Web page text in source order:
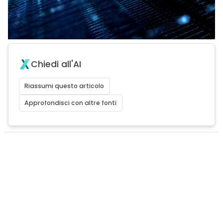
Chiedi all'AI
Riassumi questo articolo
Approfondisci con altre fonti